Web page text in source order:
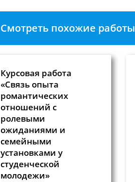
Смотреть похожие работы
Курсовая работа
«Связь опыта
романтических
отношений с
ролевыми
ожиданиями и
семейными
установками у
студенческой
молодежи»